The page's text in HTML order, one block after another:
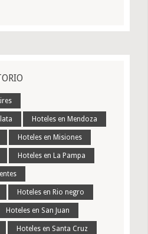
Hoteles en Mendoza
Hoteles en Misiones
Hoteles en La Pampa
Hoteles en Rio negro
Hoteles en San Juan
Hoteles en Santa Cruz